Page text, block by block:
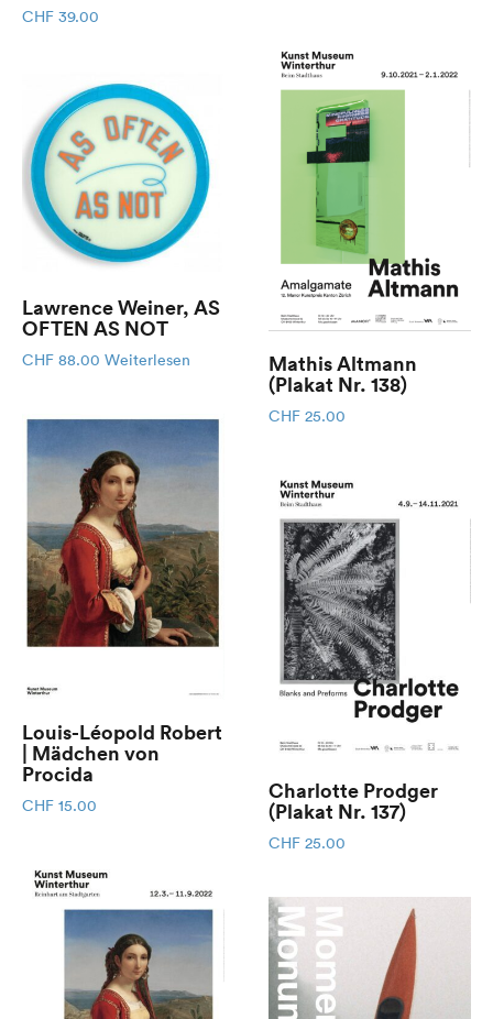
CHF 39.00
Lawrence Weiner, AS
OFTEN AS NOT
CHF 88.00 Weiterlesen
Louis-Léopold Robert
| Mädchen von
Procida
CHF 15.00
Mathis Altmann
(Plakat Nr. 138)
CHF 25.00
Charlotte Prodger
(Plakat Nr. 137)
CHF 25.00